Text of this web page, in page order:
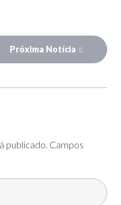
Próxima Notícia
publicado. Campos